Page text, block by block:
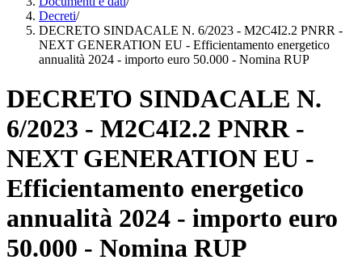
Decreti/
DECRETO SINDACALE N. 6/2023 - M2C4I2.2 PNRR -
NEXT GENERATION EU - Efficientamento energetico
annualità 2024 - importo euro 50.000 - Nomina RUP
DECRETO SINDACALE N.
6/2023 - M2C4I2.2 PNRR -
NEXT GENERATION EU -
Efficientamento energetico
annualità 2024 - importo euro
50.000 - Nomina RUP